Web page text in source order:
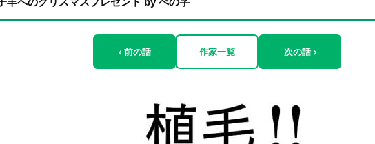
‹ 前の話 作家一覧 次の話 ›